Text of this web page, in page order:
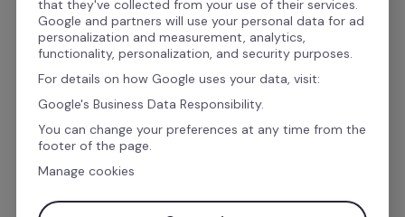
A Formação e
Desenvolvimento de
Recursos Humanos nas
Empresas [Factorial
Academy]
Mais do que um software, a Factorial é
that they've collected from your use of their services.
Google and partners will use your personal data for ad
personalization and measurement, analytics,
functionality, personalization, and security purposes.
For details on how Google uses your data, visit:
Google's Business Data Responsibility.
You can change your preferences at any time from the
footer of the page.
Manage cookies